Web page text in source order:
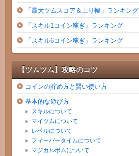
「最大ツムスコア＆上り幅」ランキング
「スキル1コイン稼ぎ」ランキング
「スキル6コイン稼ぎ」ランキング
【ツムツム】攻略のコツ
コインの貯め方と賢い使い方
基本的な遊び方
スキルについて
マイツムについて
レベルについて
フィーバータイムについて
マジカルボムについて